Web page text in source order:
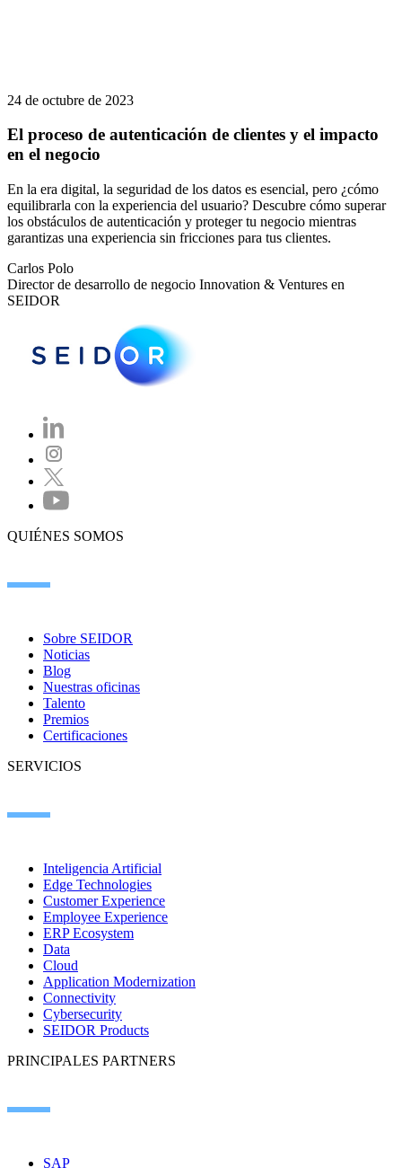
24 de octubre de 2023
El proceso de autenticación de clientes y el impacto
en el negocio
En la era digital, la seguridad de los datos es esencial, pero ¿cómo
equilibrarla con la experiencia del usuario? Descubre cómo superar
los obstáculos de autenticación y proteger tu negocio mientras
garantizas una experiencia sin fricciones para tus clientes.
Carlos Polo
Director de desarrollo de negocio Innovation & Ventures en
SEIDOR
QUIÉNES SOMOS
Sobre SEIDOR
Noticias
Blog
Nuestras oficinas
Talento
Premios
Certificaciones
SERVICIOS
Inteligencia Artificial
Edge Technologies
Customer Experience
Employee Experience
ERP Ecosystem
Data
Cloud
Application Modernization
Connectivity
Cybersecurity
SEIDOR Products
PRINCIPALES PARTNERS
SAP